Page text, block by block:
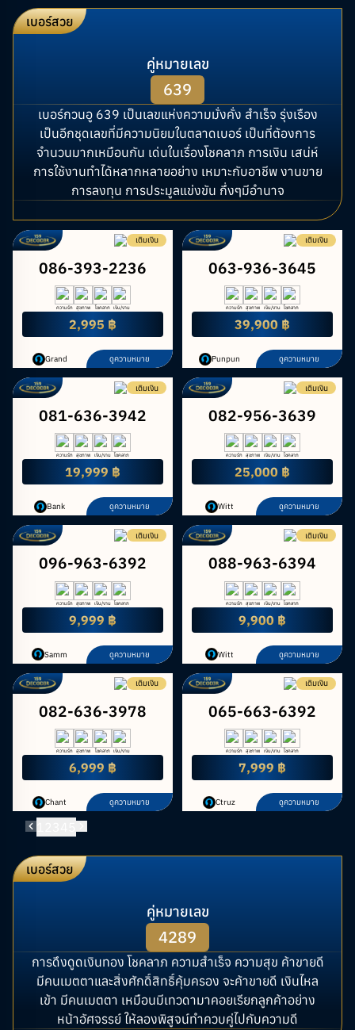
เบอร์สวย
คู่หมายเลข
639
เบอร์กวนอู 639 เป็นเลขแห่งความมั่งคั่ง สำเร็จ รุ่งเรือง
เป็นอีกชุดเลขที่มีความนิยมในตลาดเบอร์ เป็นที่ต้องการ
จำนวนมากเหมือนกัน เด่นในเรื่องโชคลาภ การเงิน เสน่ห์
การใช้งานทำได้หลากหลายอย่าง เหมาะกับอาชีพ งานขาย
การลงทุน การประมูลแข่งขัน กึ่งๆมีอำนาจ
เติมเงิน
086-393-2236
ความรัก สุขภาพ โชคลาภ เงิน/งาน
2,995 ฿
Grand ดูความหมาย
เติมเงิน
063-936-3645
ความรัก สุขภาพ เงิน/งาน โชคลาภ
39,900 ฿
Punpun ดูความหมาย
เติมเงิน
081-636-3942
ความรัก สุขภาพ เงิน/งาน โชคลาภ
19,999 ฿
Bank ดูความหมาย
เติมเงิน
082-956-3639
ความรัก สุขภาพ เงิน/งาน โชคลาภ
25,000 ฿
Witt ดูความหมาย
เติมเงิน
096-963-6392
ความรัก สุขภาพ เงิน/งาน โชคลาภ
9,999 ฿
Samm ดูความหมาย
เติมเงิน
088-963-6394
ความรัก สุขภาพ เงิน/งาน โชคลาภ
9,900 ฿
Witt ดูความหมาย
เติมเงิน
082-636-3978
ความรัก สุขภาพ โชคลาภ เงิน/งาน
6,999 ฿
Chant ดูความหมาย
เติมเงิน
065-663-6392
ความรัก สุขภาพ เงิน/งาน โชคลาภ
7,999 ฿
Ctruz ดูความหมาย
เบอร์สวย
คู่หมายเลข
4289
การดึงดูดเงินทอง โชคลาภ ความสำเร็จ ความสุข ค้าขายดี
มีคนเมตตาและสิ่งศักดิ์สิทธิ์คุ้มครอง จะค้าขายดี เงินไหล
เข้า มีคนเมตตา เหมือนมีเทวดามาคอยเรียกลูกค้าอย่าง
หน้าอัศจรรย์ ให้ลองพิสูจน์ทำควบคู่ไปกับความดี